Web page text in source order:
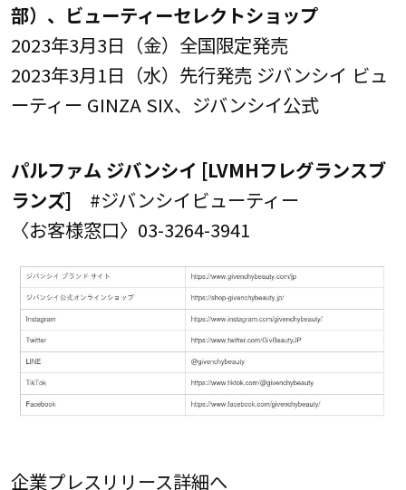
部）、ビューティーセレクトショップ
2023年3月3日（金）全国限定発売
2023年3月1日（水）先行発売 ジバンシイ ビュ
ーティー GINZA SIX、ジバンシイ公式
パルファム ジバンシイ [LVMHフレグランスブ
ランズ] #ジバンシイビューティー
〈お客様窓口〉03-3264-3941
企業プレスリリース詳細へ